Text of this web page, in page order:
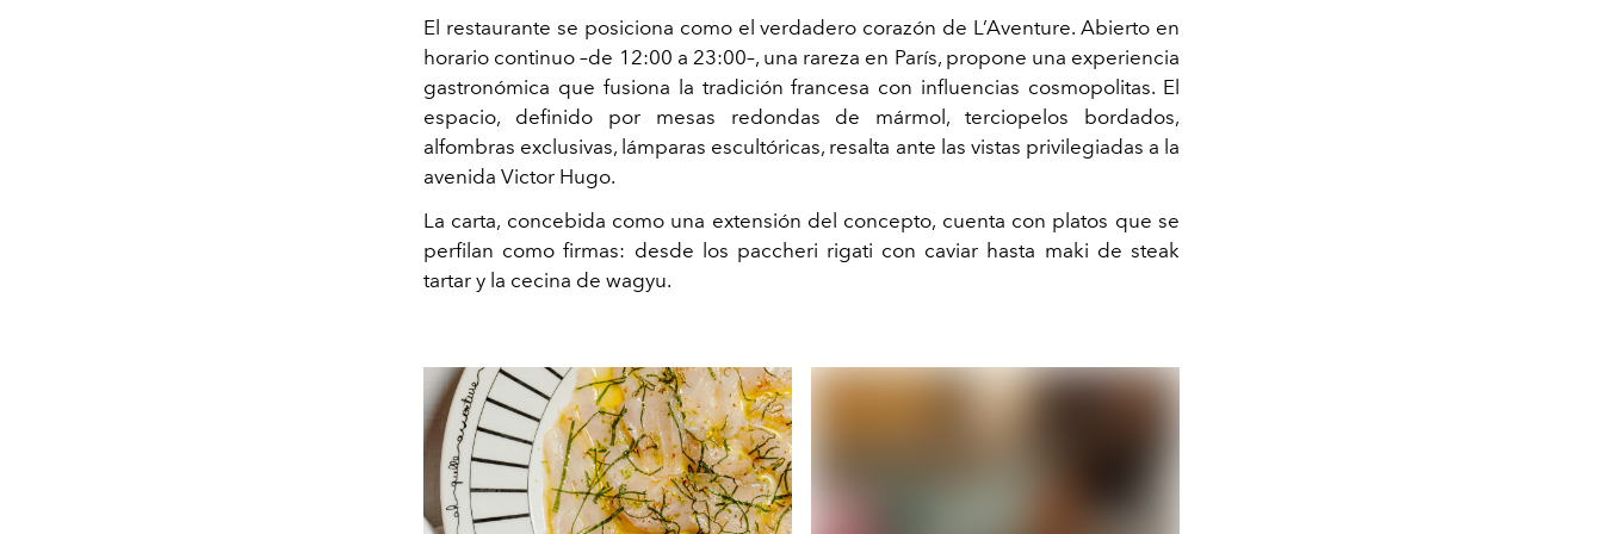
El restaurante se posiciona como el verdadero corazón de L’Aventure. Abierto en
horario continuo –de 12:00 a 23:00–, una rareza en París, propone una experiencia
gastronómica que fusiona la tradición francesa con influencias cosmopolitas. El
espacio, definido por mesas redondas de mármol, terciopelos bordados,
alfombras exclusivas, lámparas escultóricas, resalta ante las vistas privilegiadas a la
avenida Victor Hugo.
La carta, concebida como una extensión del concepto, cuenta con platos que se
perfilan como firmas: desde los paccheri rigati con caviar hasta maki de steak
tartar y la cecina de wagyu.